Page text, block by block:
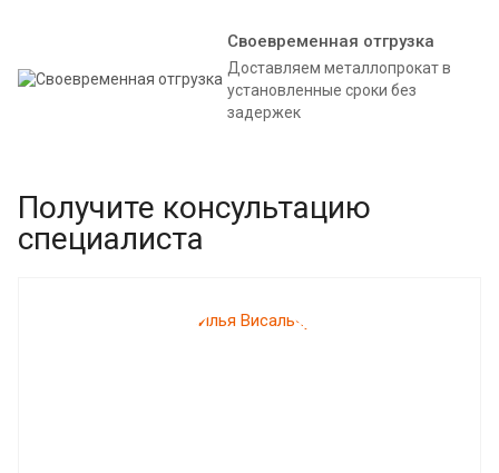
Своевременная отгрузка
Доставляем металлопрокат в
установленные сроки без
задержек
Получите консультацию
специалиста